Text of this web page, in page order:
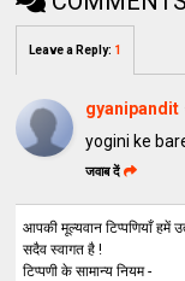
Leave a Reply: 1
gyanipandit
yogini ke
जवाब दें
आपकी मूल्यवान टिप्पणियाँ हमें
सदैव स्वागत है !
टिप्पणी के सामान्य नियम -